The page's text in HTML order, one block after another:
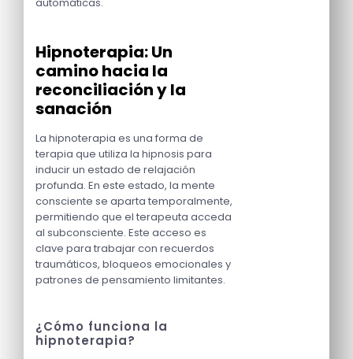
Hipnoterapia: Un
camino hacia la
reconciliación y la
sanación
La hipnoterapia es una forma de
terapia que utiliza la hipnosis para
inducir un estado de relajación
profunda. En este estado, la mente
consciente se aparta temporalmente,
permitiendo que el terapeuta acceda
al subconsciente. Este acceso es
clave para trabajar con recuerdos
traumáticos, bloqueos emocionales y
patrones de pensamiento limitantes.
¿Cómo funciona la
hipnoterapia?